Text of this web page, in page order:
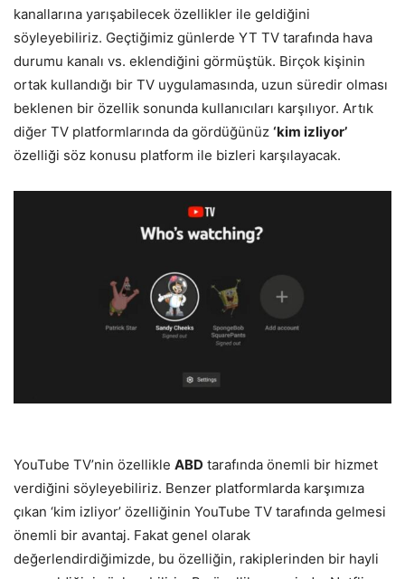
kanallarına yarışabilecek özellikler ile geldiğini
söyleyebiliriz. Geçtiğimiz günlerde YT TV tarafında hava
durumu kanalı vs. eklendiğini görmüştük. Birçok kişinin
ortak kullandığı bir TV uygulamasında, uzun süredir olması
beklenen bir özellik sonunda kullanıcıları karşılıyor. Artık
diğer TV platformlarında da gördüğünüz ‘kim izliyor’
özelliği söz konusu platform ile bizleri karşılayacak.
YouTube TV’nin özellikle ABD tarafında önemli bir hizmet
verdiğini söyleyebiliriz. Benzer platformlarda karşımıza
çıkan ‘kim izliyor’ özelliğinin Y­ouTube TV tarafında gelmesi
önemli bir avantaj. Fakat genel olarak
değerlendirdiğimizde, bu özelliğin, rakiplerinden bir hayli